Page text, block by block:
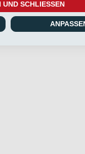
SCHLIESSEN